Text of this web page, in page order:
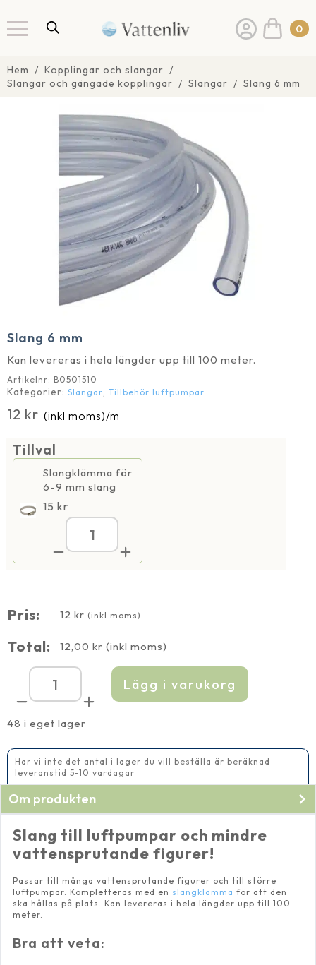
0
Hem
Kopplingar och slangar
Slangar och gängade kopplingar
Slangar Slang 6 mm
Slang 6 mm
Kan levereras i hela längder upp till 100 meter.
Artikelnr: B0501510
Kategorier: Slangar, Tillbehör luftpumpar
12 kr (inkl moms)/m
48 i eget lager
Tillval
Slangklämma för
6-9 mm slang
15 kr
Slang
6
mm
Pris: 12 kr (inkl moms)
Total: 12,00 kr (inkl moms)
Slang
6
mängd
Lägg i varukorg
Har vi inte det antal i lager du vill beställa är beräknad
leveranstid 5-10 vardagar
Om produkten
Slang till luftpumpar och mindre
vattensprutande figurer!
Passar till många vattensprutande figurer och till större
luftpumpar. Kompletteras med en slangklämma för att den
ska hållas på plats. Kan levereras i hela längder upp till 100
meter.
Bra att veta: